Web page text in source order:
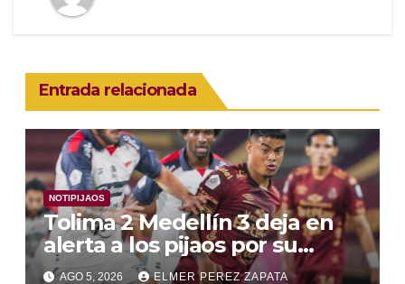
Entrada relacionada
NOTIPIJAOS
Tolima 2 Medellín 3 deja en
alerta a los pijaos por su
fútbol irregular
AGO 5, 2026 ELMER PEREZ ZAPATA